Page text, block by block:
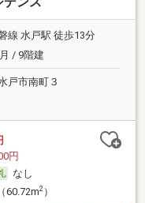
線 水戸駅 徒歩13分
/ 9階建
戸市南町３
円
なし
60.72m2）